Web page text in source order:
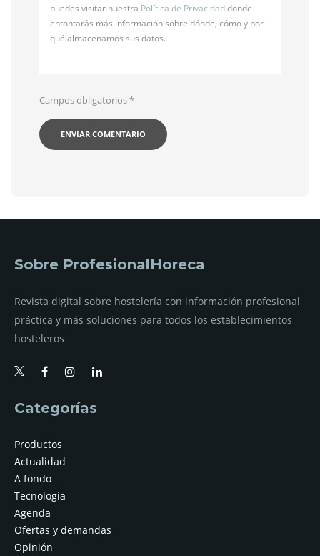
puedes visitar nuestra Política de Privacidaddonde
entontarás más información sobre dónde, cómo y por
qué almacenamos sus datos.
Campos obligatorios*
Sobre ProfesionalHoreca
Revista digital sobre hostelería con información profesional
práctica y más soluciones para todos los establecimientos
hosteleros
Categorías
Productos
Actualidad
A fondo
Tecnología
Agenda
Ofertas y demandas
Opinión